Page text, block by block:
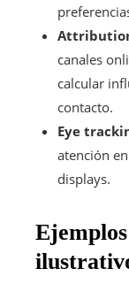
canales
calcular
contacto.
Eye
atención
displays.